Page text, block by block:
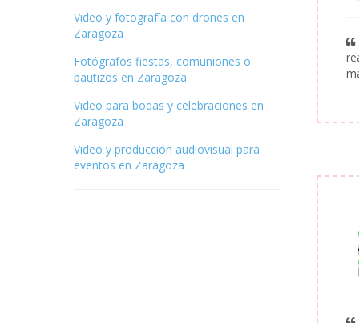
Video y fotografía con drones en
Zaragoza
Fotógrafos fiestas, comuniones o
bautizos en Zaragoza
Video para bodas y celebraciones en
Zaragoza
Video y producción audiovisual para
eventos en Zaragoza